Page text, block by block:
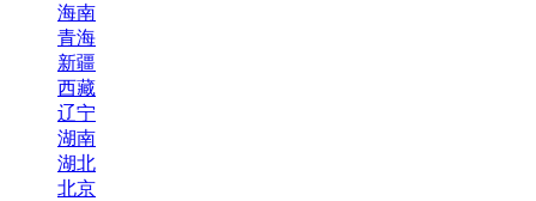
海南
青海
新疆
西藏
辽宁
湖南
湖北
北京